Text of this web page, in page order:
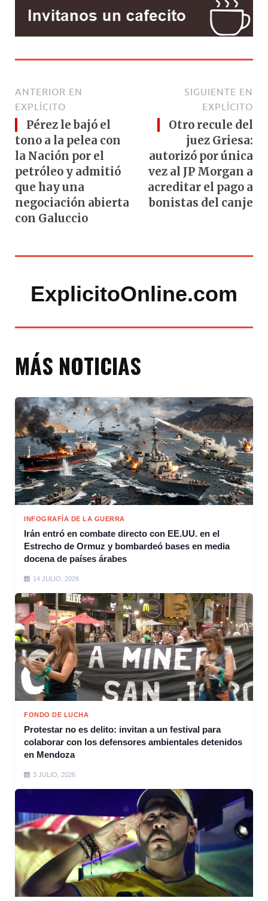
ANTERIOR EN
EXPLÍCITO
Pérez le bajó el
tono a la pelea con
la Nación por el
petróleo y admitió
que hay una
negociación abierta
con Galuccio
SIGUIENTE EN
EXPLÍCITO
Otro recule del
juez Griesa:
autorizó por única
vez al JP Morgan a
acreditar el pago a
bonistas del canje
ExplicitoOnline.com
MÁS NOTICIAS
INFOGRAFÍA DE LA GUERRA
Irán entró en combate directo con EE.UU. en el
Estrecho de Ormuz y bombardeó bases en media
docena de países árabes
14 JULIO, 2026
FONDO DE LUCHA
Protestar no es delito: invitan a un festival para
colaborar con los defensores ambientales detenidos
en Mendoza
3 JULIO, 2026